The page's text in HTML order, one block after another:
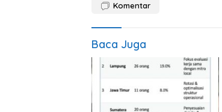
Komentar
Baca Juga